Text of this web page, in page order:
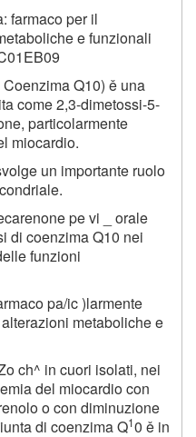
farmaco per il
e funzionali
Q10) ě una
come 2,3-dimetossi-5-
particolarmente
miocardio.
un importante ruolo
pe vi _ orale
di coenzima Q10 nei
funzioni
pa/ic )larmente
metaboliche e
ch^ in cuori isolati, nei
del miocardio con
o con diminuzione
di coenzima Q10 ě in